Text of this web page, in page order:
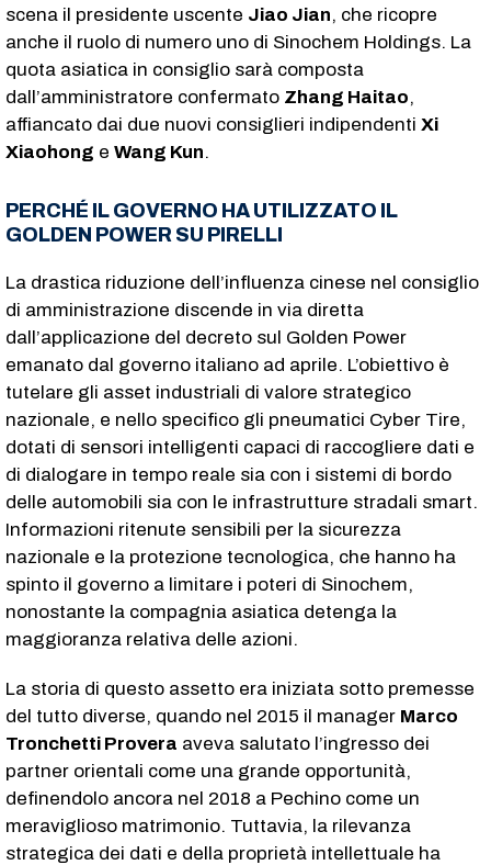
scena il presidente uscente Jiao Jian, che ricopre
anche il ruolo di numero uno di Sinochem Holdings. La
quota asiatica in consiglio sarà composta
dall’amministratore confermato Zhang Haitao,
affiancato dai due nuovi consiglieri indipendenti Xi
Xiaohong e Wang Kun.
PERCHÉ IL GOVERNO HA UTILIZZATO IL
GOLDEN POWER SU PIRELLI
La drastica riduzione dell’influenza cinese nel consiglio
di amministrazione discende in via diretta
dall’applicazione del decreto sul Golden Power
emanato dal governo italiano ad aprile. L’obiettivo è
tutelare gli asset industriali di valore strategico
nazionale, e nello specifico gli pneumatici Cyber Tire,
dotati di sensori intelligenti capaci di raccogliere dati e
di dialogare in tempo reale sia con i sistemi di bordo
delle automobili sia con le infrastrutture stradali smart.
Informazioni ritenute sensibili per la sicurezza
nazionale e la protezione tecnologica, che hanno ha
spinto il governo a limitare i poteri di Sinochem,
nonostante la compagnia asiatica detenga la
maggioranza relativa delle azioni.
La storia di questo assetto era iniziata sotto premesse
del tutto diverse, quando nel 2015 il manager Marco
Tronchetti Provera aveva salutato l’ingresso dei
partner orientali come una grande opportunità,
definendolo ancora nel 2018 a Pechino come un
meraviglioso matrimonio. Tuttavia, la rilevanza
strategica dei dati e della proprietà intellettuale ha